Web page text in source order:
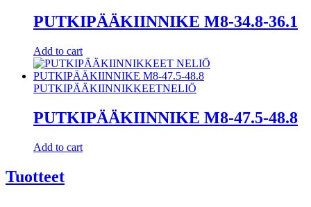
PUTKIPÄÄKIINNIKE M8-34.8-36.1
Add to cart
PUTKIPÄÄKIINNIKKEETNELIÖ
PUTKIPÄÄKIINNIKE M8-47.5-48.8
Add to cart
Tuotteet